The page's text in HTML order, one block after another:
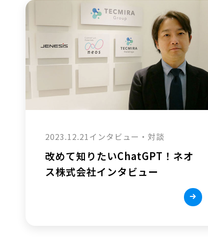
2023.12.21インタビュー・対談
改めて知りたいChatGPT！ネオ
ス株式会社インタビュー